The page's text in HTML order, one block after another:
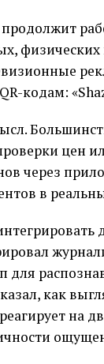
кодам:
цен
через
в
для
как
на